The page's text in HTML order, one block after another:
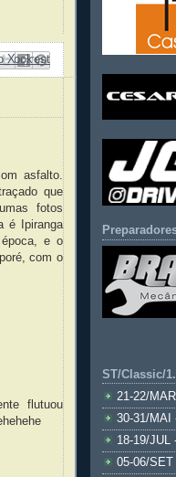
X
Pinterest
asfalto.
que
fotos
é Ipiranga
e o
com o
flutuou
ST/Classic/
21-22/
30-31/MAI
18-19/JUL
05-06/